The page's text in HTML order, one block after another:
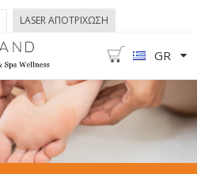
GR
LASER ΑΠΟΤΡΙΧΩΣΗ